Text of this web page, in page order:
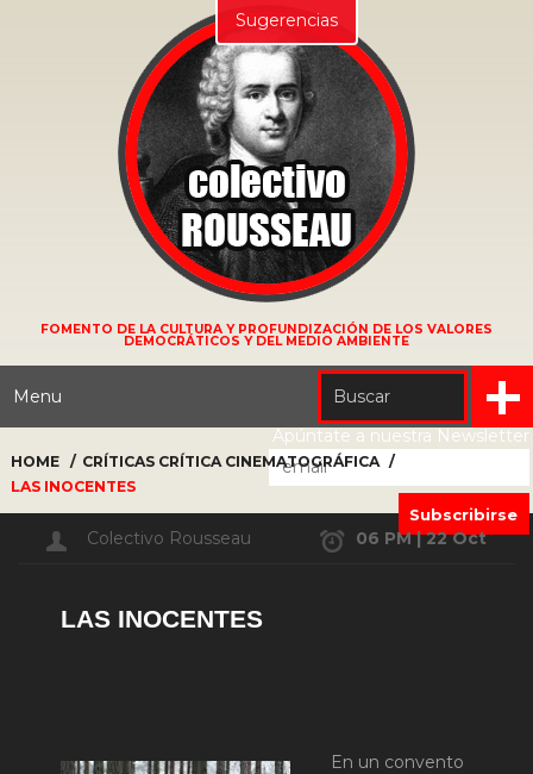
FOMENTO DE LA CULTURA Y PROFUNDIZACIÓN DE LOS VALORES
DEMOCRÁTICOS Y DEL MEDIO AMBIENTE
Menu
Apúntate a nuestra Newsletter
HOME CRÍTICAS CRÍTICA CINEMATOGRÁFICA
LAS INOCENTES
Colectivo Rousseau 06 PM | 22 Oct
LAS INOCENTES
En un convento
Sugerencias